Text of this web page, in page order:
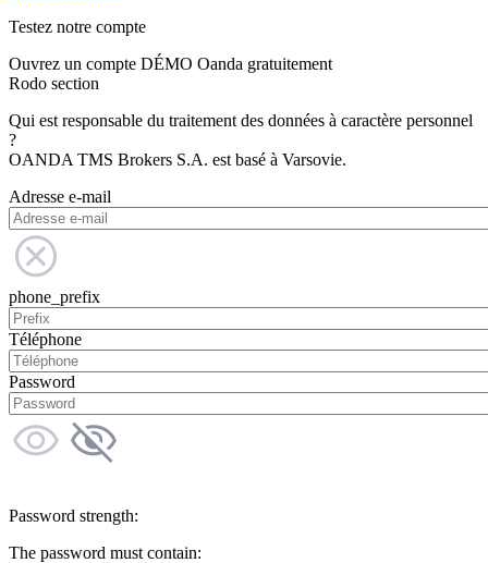
Testez notre compte
Ouvrez un compte DÉMO Oanda gratuitement
Rodo section
Qui est responsable du traitement des données à caractère personnel
?
OANDA TMS Brokers S.A. est basé à Varsovie.
Adresse e-mail
phone_prefix
Téléphone
Password
Password strength:
The password must contain: